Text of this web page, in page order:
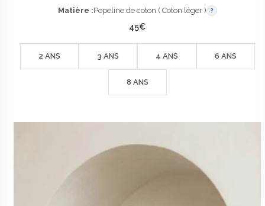
Matière :Popeline de coton ( Coton léger ) ?
45€
2 ANS 3 ANS 4 ANS 6 ANS
8 ANS